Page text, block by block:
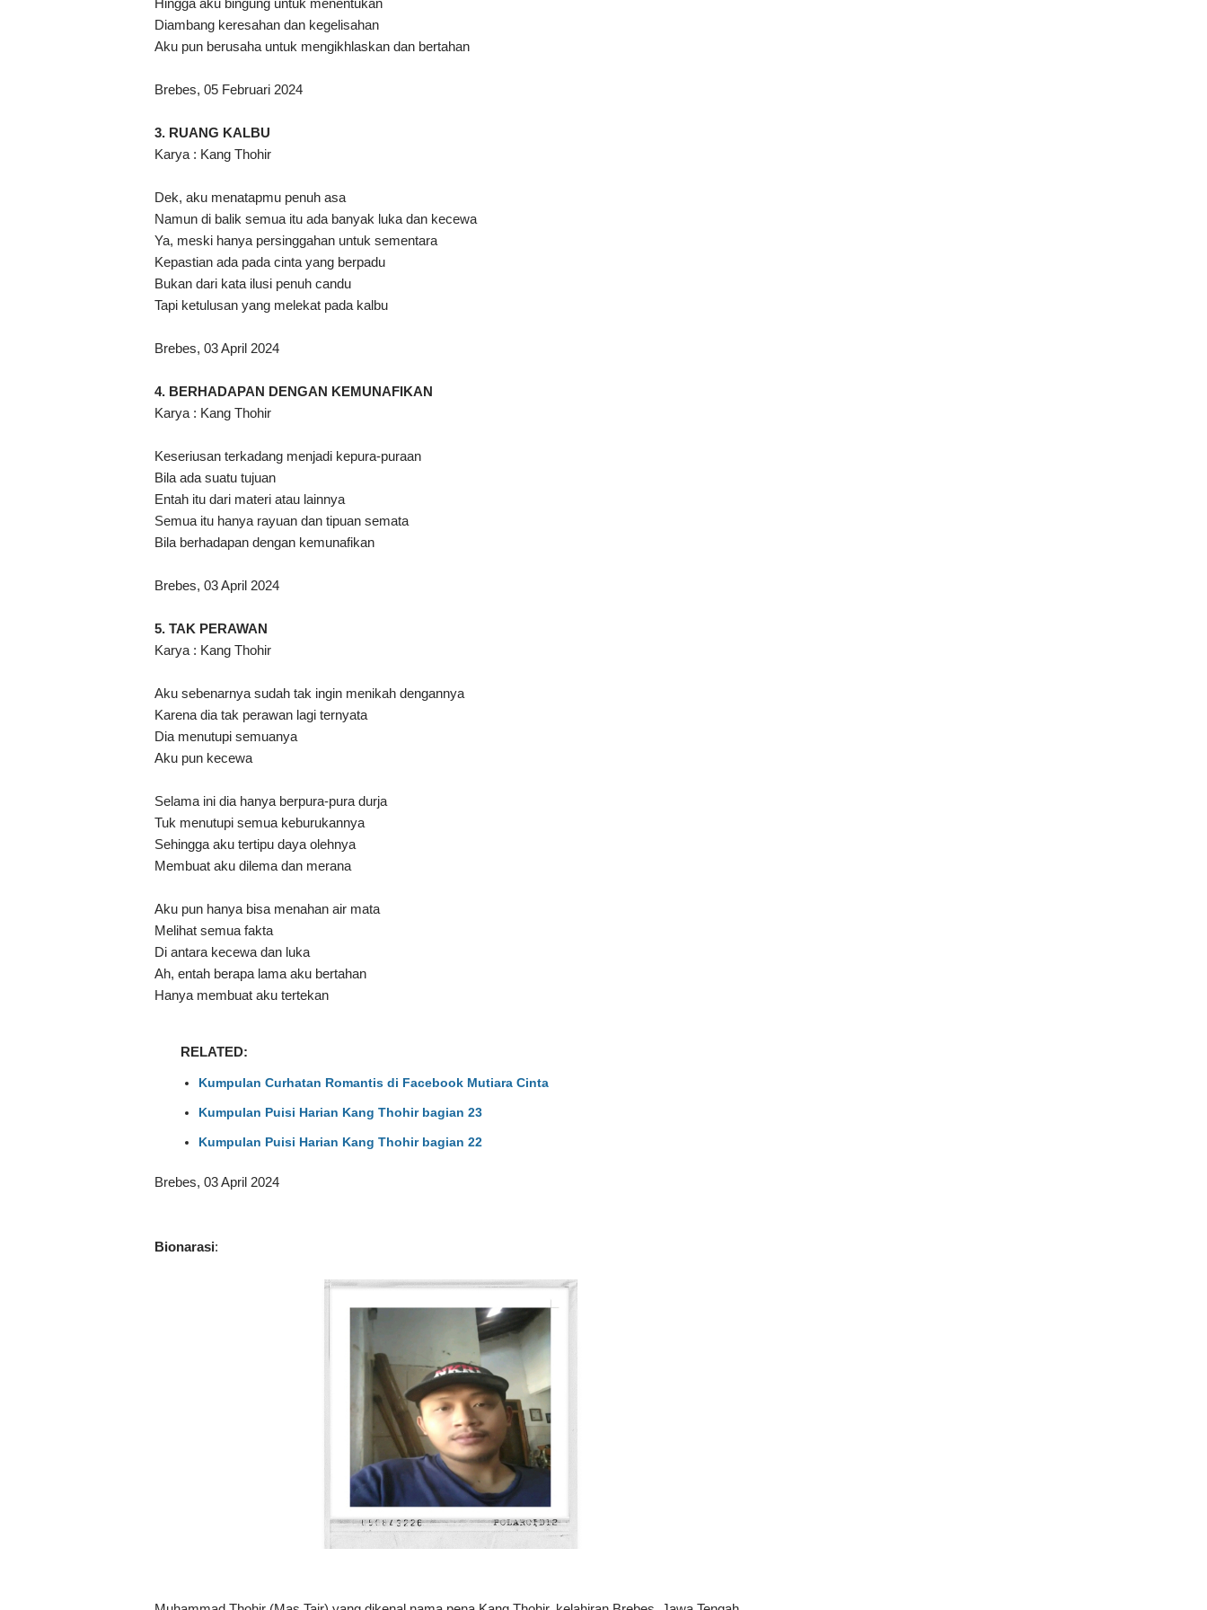
Hingga aku bingung untuk menentukan
Diambang keresahan dan kegelisahan
Aku pun berusaha untuk mengikhlaskan dan bertahan
Brebes, 05 Februari 2024
3. RUANG KALBU
Karya : Kang Thohir
Dek, aku menatapmu penuh asa
Namun di balik semua itu ada banyak luka dan kecewa
Ya, meski hanya persinggahan untuk sementara
Kepastian ada pada cinta yang berpadu
Bukan dari kata ilusi penuh candu
Tapi ketulusan yang melekat pada kalbu
Brebes, 03 April 2024
4. BERHADAPAN DENGAN KEMUNAFIKAN
Karya : Kang Thohir
Keseriusan terkadang menjadi kepura-puraan
Bila ada suatu tujuan
Entah itu dari materi atau lainnya
Semua itu hanya rayuan dan tipuan semata
Bila berhadapan dengan kemunafikan
Brebes, 03 April 2024
5. TAK PERAWAN
Karya : Kang Thohir
Aku sebenarnya sudah tak ingin menikah dengannya
Karena dia tak perawan lagi ternyata
Dia menutupi semuanya
Aku pun kecewa
Selama ini dia hanya berpura-pura durja
Tuk menutupi semua keburukannya
Sehingga aku tertipu daya olehnya
Membuat aku dilema dan merana
Aku pun hanya bisa menahan air mata
Melihat semua fakta
Di antara kecewa dan luka
Ah, entah berapa lama aku bertahan
Hanya membuat aku tertekan
RELATED:
Kumpulan Curhatan Romantis di Facebook Mutiara Cinta
Kumpulan Puisi Harian Kang Thohir bagian 23
Kumpulan Puisi Harian Kang Thohir bagian 22
Brebes, 03 April 2024
Bionarasi: